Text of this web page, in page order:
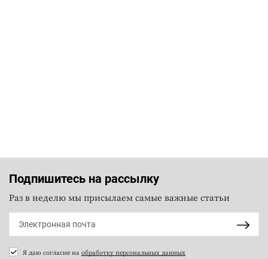
Подпишитесь на рассылку
Раз в неделю мы присылаем самые важные статьи
Я даю согласие на обработку персональных данных